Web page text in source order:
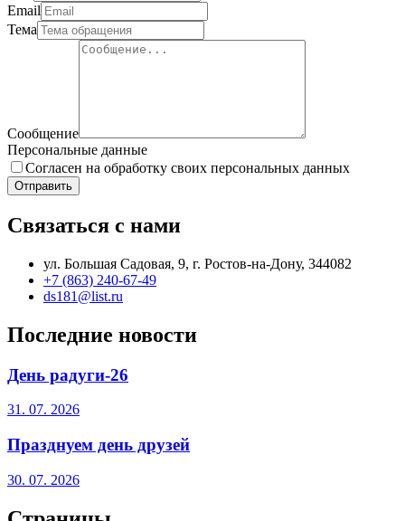
Email
Тема
Сообщение
Персональные данные
Согласен на обработку своих персональных данных
Отправить
Связаться с нами
ул. Большая Садовая, 9, г. Ростов-на-Дону, 344082
+7 (863) 240-67-49
ds181@list.ru
Последние новости
День радуги-26
31. 07. 2026
Празднуем день друзей
30. 07. 2026